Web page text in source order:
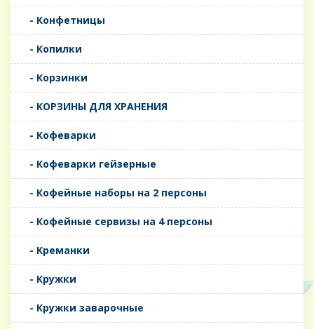
- Конфетницы
- Копилки
- Корзинки
- КОРЗИНЫ ДЛЯ ХРАНЕНИЯ
- Кофеварки
- Кофеварки гейзерные
- Кофейные наборы на 2 персоны
- Кофейные сервизы на 4 персоны
- Креманки
- Кружки
- Кружки заварочные